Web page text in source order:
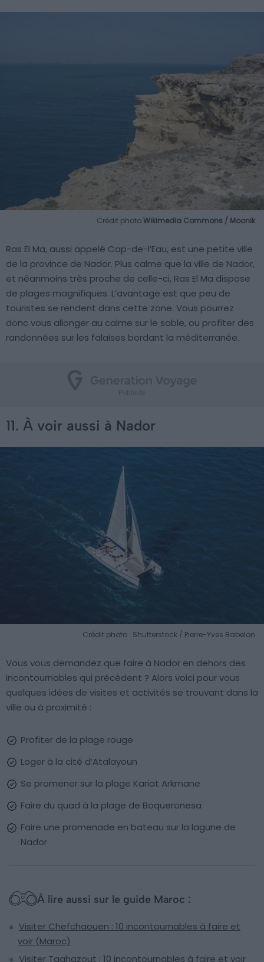
Crédit photoWikimedia Commons / Moonik
Ras El Ma, aussi appelé Cap-de-l’Eau, est une petite ville
de la province de Nador. Plus calme que la ville de Nador,
et néanmoins très proche de celle-ci, Ras El Ma dispose
de plages magnifiques. L’avantage est que peu de
touristes se rendent dans cette zone. Vous pourrez
donc vous allonger au calme sur le sable, ou profiter des
randonnées sur les falaises bordant la méditerranée.
11. À voir aussi à Nador
Crédit photo : Shutterstock / Pierre-Yves Babelon
Vous vous demandez que faire à Nador en dehors des
incontournables qui précèdent ? Alors voici pour vous
quelques idées de visites et activités se trouvant dans la
ville ou à proximité :
Profiter de la plage rouge
Loger à la cité d’Atalayoun
Se promener sur la plage Kariat Arkmane
Faire du quad à la plage de Boqueronesa
Faire une promenade en bateau sur la lagune de
Nador
À lire aussi sur le guide Maroc :
Visiter Chefchaouen : 10 incontournables à faire et
voir (Maroc)
Visiter Taghazout : 10 incontournables à faire et voir